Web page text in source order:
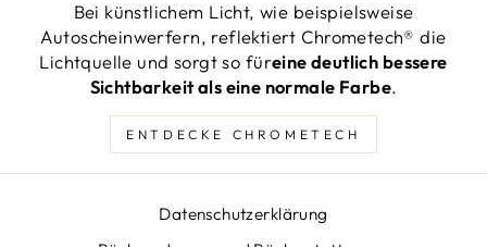
Bei künstlichem Licht, wie beispielsweise
Autoscheinwerfern, reflektiert Chrometech® die
Lichtquelle und sorgt so füreine deutlich bessere
Sichtbarkeit als eine normale Farbe.
ENTDECKE CHROMETECH
Datenschutzerklärung